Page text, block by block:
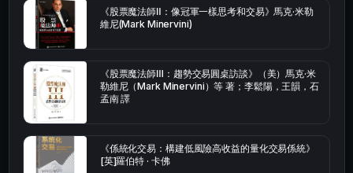
《股票魔法師Ⅱ：像冠軍一樣思考和交易》馬克·米勒
維尼(Mark Minervini)
《股票魔法師Ⅲ：趨勢交易圓桌訪談》（美）馬克·米
勒維尼（Mark Minervini）等 著；李鬆陽，王韻，石
孟南 譯
《係統化交易：構建低風險高收益的量化交易係統》
[英]羅伯特 · 卡佛